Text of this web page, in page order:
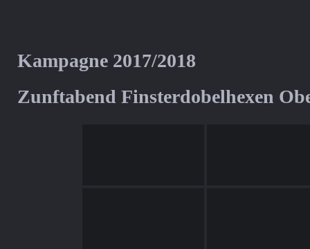
Kampagne 2017/2018
Zunftabend Finsterdobelhexen